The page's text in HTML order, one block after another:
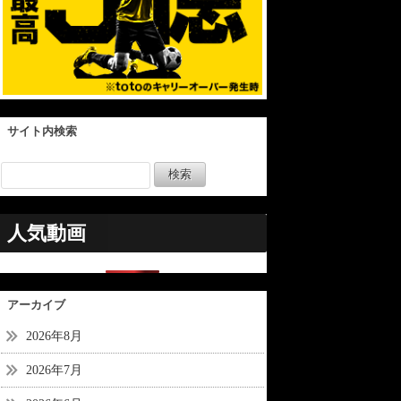
サイト内検索
人気動画
アーカイブ
2026年8月
2026年7月